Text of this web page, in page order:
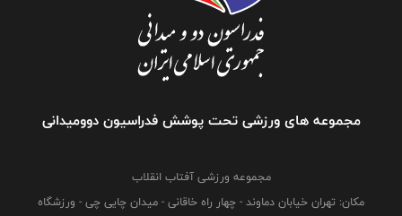
مجموعه های ورزشی تحت پوشش فدراسیون دوومیدانی
مجموعه ورزشی آفتاب انقلاب
مکان: تهران خیابان دماوند - چهار راه خاقانی - میدان چایی چی - ورزشگاه